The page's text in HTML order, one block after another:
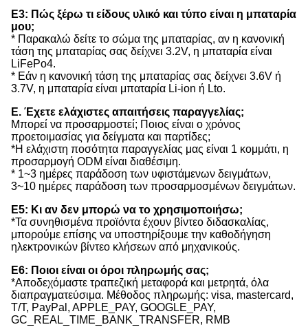
Ε3: Πώς ξέρω τι είδους υλικό και τύπο είναι η μπαταρία
μου;
* Παρακαλώ δείτε το σώμα της μπαταρίας, αν η κανονική
τάση της μπαταρίας σας δείχνει 3.2V, η μπαταρία είναι
LiFePo4.
* Εάν η κανονική τάση της μπαταρίας σας δείχνει 3.6V ή
3.7V, η μπαταρία είναι μπαταρία Li-ion ή Lto.
Ε. Έχετε ελάχιστες απαιτήσεις παραγγελίας;
Μπορεί να προσαρμοστεί; Ποιος είναι ο χρόνος
προετοιμασίας για δείγματα και παρτίδες;
*Η ελάχιστη ποσότητα παραγγελίας μας είναι 1 κομμάτι, η
προσαρμογή ODM είναι διαθέσιμη.
* 1~3 ημέρες παράδοση των υφιστάμενων δειγμάτων,
3~10 ημέρες παράδοση των προσαρμοσμένων δειγμάτων.
Ε5: Κι αν δεν μπορώ να το χρησιμοποιήσω;
*Τα συνηθισμένα προϊόντα έχουν βίντεο διδασκαλίας,
μπορούμε επίσης να υποστηρίξουμε την καθοδήγηση
ηλεκτρονικών βίντεο κλήσεων από μηχανικούς.
Ε6: Ποιοι είναι οι όροι πληρωμής σας;
*Αποδεχόμαστε τραπεζική μεταφορά και μετρητά, όλα
διαπραγματεύσιμα. Μέθοδος πληρωμής: visa, mastercard,
T/T, PayPal, APPLE_PAY, GOOGLE_PAY,
GC_REAL_TIME_BANK_TRANSFER, RMB